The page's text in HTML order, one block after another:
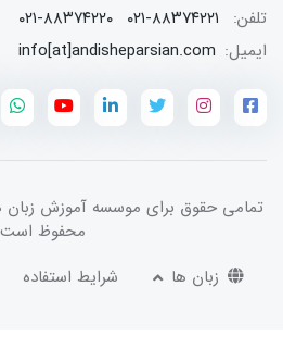
تلفن:
۰۲۱-۸۸۳۷۴۲۲۱ ۰۲۱-۸۸۳۷۴۲۲۰
ایمیل: info[at]andisheparsian.com
تمامی حقوق برای موسسه آموزش زبان
محفوظ
زبان ها
شرایط استفاده